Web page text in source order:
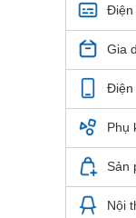
Điện
Gia
Điện
Phụ
Sản
Nội